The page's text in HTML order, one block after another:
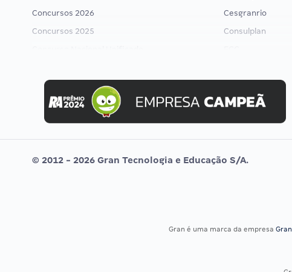
Concursos 2026
Concursos 2025
Concurso MPU
Editais publicados
Cesgranrio
Consulplan
Selecon
Uniase
Vunesp
© 2012 - 2026 Gran Tecnologia e Educação S/A.
Gran é uma marca da empresa